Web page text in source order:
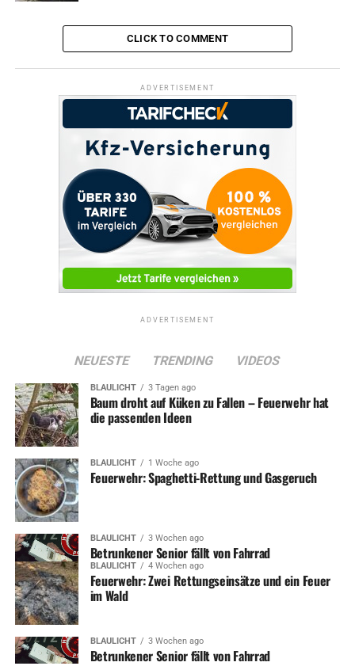
CLICK TO COMMENT
ADVERTISEMENT
ADVERTISEMENT
NEUESTE TRENDING VIDEOS
BLAULICHT 3 Tagen ago
Baum droht auf Küken zu Fallen – Feuerwehr hat
die passenden Ideen
BLAULICHT 1 Woche ago
Feuerwehr: Spaghetti-Rettung und Gasgeruch
BLAULICHT 3 Wochen ago
Betrunkener Senior fällt von Fahrrad
BLAULICHT 4 Wochen ago
Feuerwehr: Zwei Rettungseinsätze und ein Feuer
im Wald
BLAULICHT 3 Wochen ago
Betrunkener Senior fällt von Fahrrad